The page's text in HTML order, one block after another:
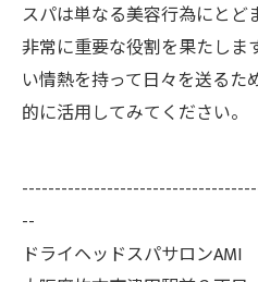
スパは単なる美容行為にとど
非常に重要な役割を果たしま
い情熱を持って日々を送る
的に活用してみてください。
--
ドライヘッドスパサロンAMI